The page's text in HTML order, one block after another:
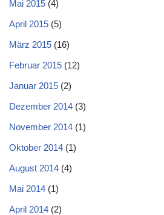
Mai 2015 (4)
April 2015 (5)
März 2015 (16)
Februar 2015 (12)
Januar 2015 (2)
Dezember 2014 (3)
November 2014 (1)
Oktober 2014 (1)
August 2014 (4)
Mai 2014 (1)
April 2014 (2)